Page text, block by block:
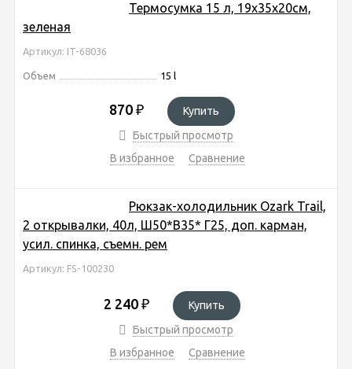
Термосумка 15 л, 19х35х20см,
зеленая
Артикул: IT-68036
Объем 15 l
870 ₽
Купить
Быстрый просмотр
В избранное
Сравнение
Рюкзак-холодильник Ozark Trail,
2 открывалки, 40л, Ш50*В35* Г25, доп. карман,
усил. спинка, съемн. рем
Артикул: FS-100230
2 240 ₽
Купить
Быстрый просмотр
В избранное
Сравнение